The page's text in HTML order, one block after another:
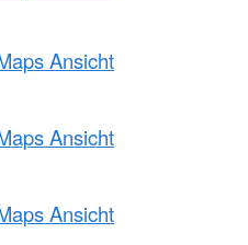
Ansicht
Ansicht
Ansicht